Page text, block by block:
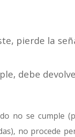
pierde la
debe
no se cumple
no procede